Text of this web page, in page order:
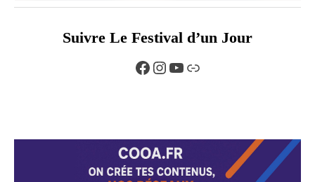
Suivre Le Festival d’un Jour